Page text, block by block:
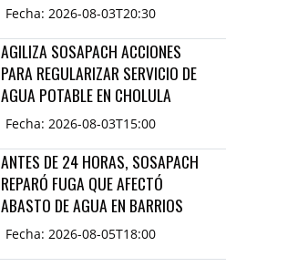
Fecha: 2026-08-03T20:30
AGILIZA SOSAPACH ACCIONES
PARA REGULARIZAR SERVICIO DE
AGUA POTABLE EN CHOLULA
Fecha: 2026-08-03T15:00
ANTES DE 24 HORAS, SOSAPACH
REPARÓ FUGA QUE AFECTÓ
ABASTO DE AGUA EN BARRIOS
Fecha: 2026-08-05T18:00